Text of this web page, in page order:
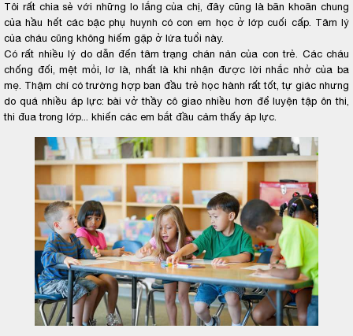
Tôi rất chia sẻ với những lo lắng của chị, đây cũng là băn khoăn chung
của hầu hết các bậc phụ huynh có con em học ở lớp cuối cấp. Tâm lý
của cháu cũng không hiếm gặp ở lứa tuổi này.
Có rất nhiều lý do dẫn đến tâm trạng chán nản của con trẻ. Các cháu
chống đối, mệt mỏi, lơ là, nhất là khi nhận được lời nhắc nhở của ba
mẹ. Thậm chí có trường hợp ban đầu trẻ học hành rất tốt, tự giác nhưng
do quá nhiều áp lực: bài vở thầy cô giao nhiều hơn để luyện tập ôn thi,
thi đua trong lớp... khiến các em bắt đầu cảm thấy áp lực.